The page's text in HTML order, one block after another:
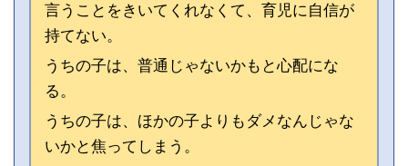
言うことをきいてくれなくて、育児に自信が
持てない。
うちの子は、普通じゃないかもと心配にな
る。
うちの子は、ほかの子よりもダメなんじゃな
いかと焦ってしまう。